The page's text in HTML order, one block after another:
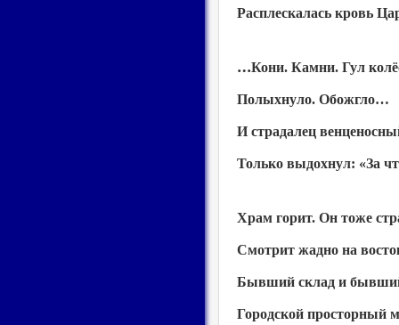
Расплескалась кровь
…Кони. Камни. Гул
Полыхнуло. Обожгло…
И страдалец
Только выдохнул: «За
Храм горит. Он тоже
Смотрит жадно на
Бывший склад и
Городской просторный